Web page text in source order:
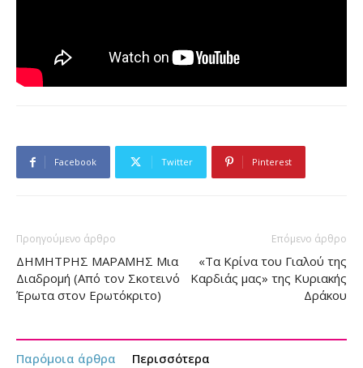
Facebook Twitter Pinterest
Προηγούμενο άρθρο
ΔΗΜΗΤΡΗΣ ΜΑΡΑΜΗΣ Μια
Διαδρομή (Από τον Σκοτεινό
Έρωτα στον Ερωτόκριτο)
Επόμενο άρθρο
«Τα Κρίνα του Γιαλού της
Καρδιάς μας» της Κυριακής
Δράκου
Παρόμοια άρθρα Περισσότερα